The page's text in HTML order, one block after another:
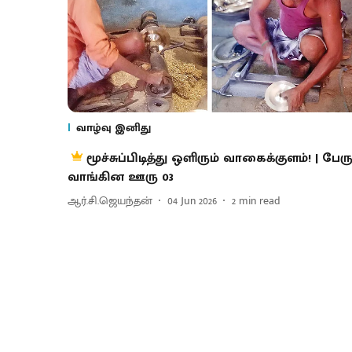
வாழ்வு இனிது
மூச்சுப்பிடித்து ஒளிரும் வாகைக்குளம்! | பேரு
வாங்கின ஊரு 03
ஆர்.சி.ஜெயந்தன் 04 Jun 2026 2 min read